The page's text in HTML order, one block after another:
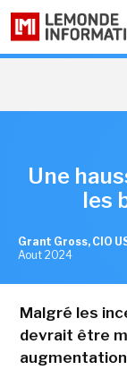
Une
les
Grant Gross, CIO
Aout 2024
Malgré les
devrait être